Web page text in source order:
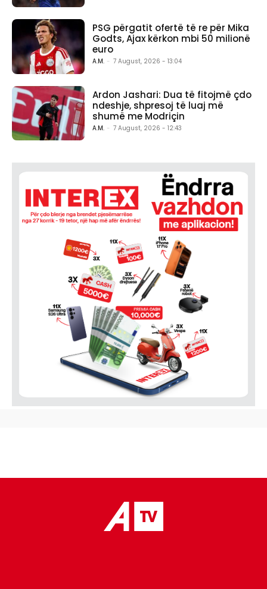
PSG përgatit ofertë të re për Mika
Godts, Ajax kërkon mbi 50 milionë
euro
A.M. - 7 August, 2026 - 13:04
Ardon Jashari: Dua të fitojmë çdo
ndeshje, shpresoj të luaj më
shumë me Modriçin
A.M. - 7 August, 2026 - 12:43